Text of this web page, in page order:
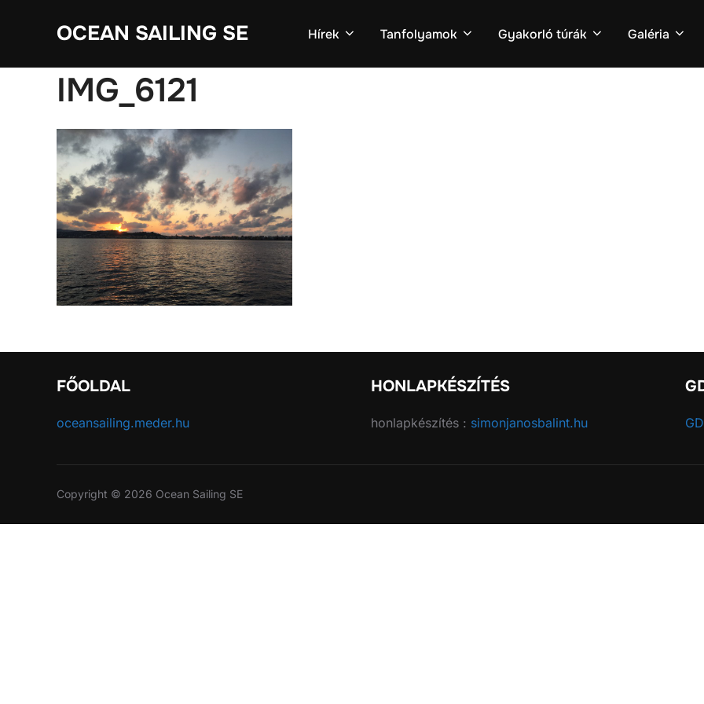
OCEAN SAILING SE Hírek Tanfolyamok Gyakorló túrák Galéria
IMG_6121
FŐOLDAL
oceansailing.meder.hu
HONLAPKÉSZÍTÉS
honlapkészítés : simonjanosbalint.hu
Copyright © 2026 Ocean Sailing SE